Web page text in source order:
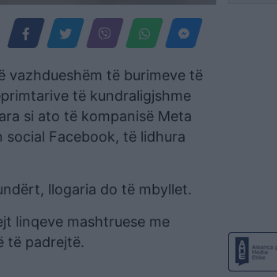
vazhdueshëm të burimeve të
të kundraligjshme
si ato të kompanisë Meta
Facebook, të lidhura
llogaria do të mbyllet.
linqeve mashtruese me
të padrejtë.